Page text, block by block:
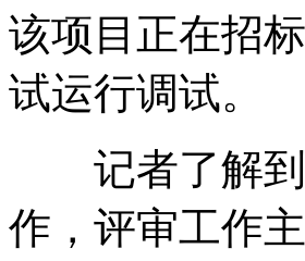
该项目正在招
试运行调试。
记者了解到
作，评审工作